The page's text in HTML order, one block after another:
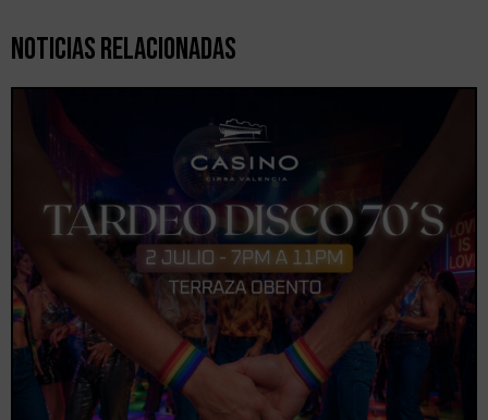
Noticias Relacionadas